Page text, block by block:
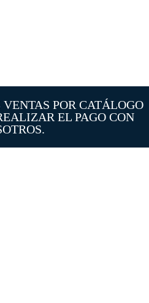
POR CATÁLOGO
EL PAGO CON